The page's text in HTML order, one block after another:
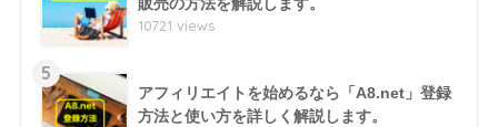
販売の方法を解説します。
10721 views
5
アフィリエイトを始めるなら「A8.net」登録
方法と使い方を詳しく解説します。